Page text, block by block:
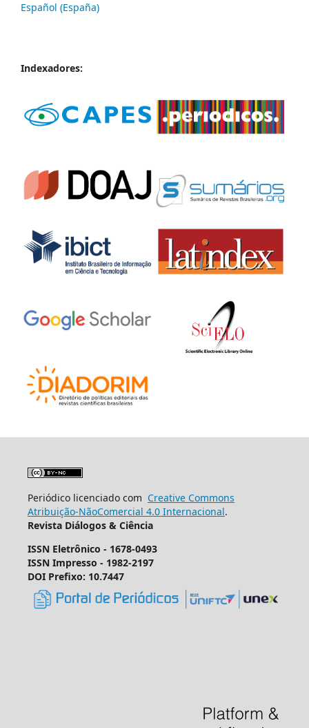
Español (España)
Indexadores:
Periódico licenciado com Creative Commons
Atribuição-NãoComercial 4.0 Internacional.
Revista Diálogos & Ciência
ISSN Eletrônico - 1678-0493
ISSN Impresso - 1982-2197
DOI Prefixo: 10.7447